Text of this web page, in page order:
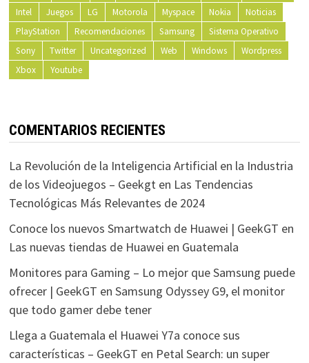
Intel
Juegos LG Motorola Myspace Nokia
Noticias
PlayStation
Recomendaciones Samsung
Sistema Operativo
Sony
Twitter Uncategorized Web Windows
Wordpress
Xbox
Youtube
COMENTARIOS RECIENTES
La Revolución de la Inteligencia Artificial en la Industria
de los Videojuegos – Geekgten Las Tendencias
Tecnológicas Más Relevantes de 2024
Conoce los nuevos Smartwatch de Huawei | GeekGT en
Las nuevas tiendas de Huawei en Guatemala
Monitores para Gaming – Lo mejor que Samsung puede
ofrecer | GeekGT en Samsung Odyssey G9, el monitor
que todo gamer debe tener
Llega a Guatemala el Huawei Y7a conoce sus
características – GeekGT en Petal Search: un super